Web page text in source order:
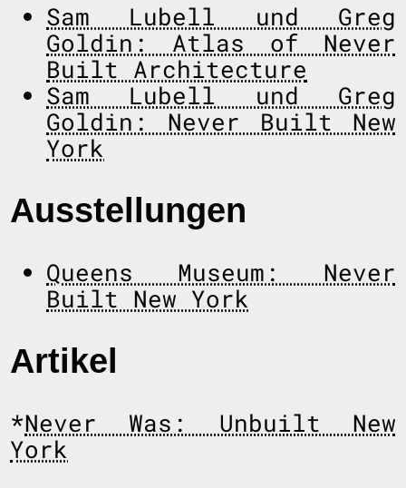
Sam Lubell und Greg
Goldin: Atlas of Never
Built Architecture
Sam Lubell und Greg
Goldin: Never Built New
York
Ausstellungen
Queens Museum: Never
Built New York
Artikel
*Never Was: Unbuilt New
York